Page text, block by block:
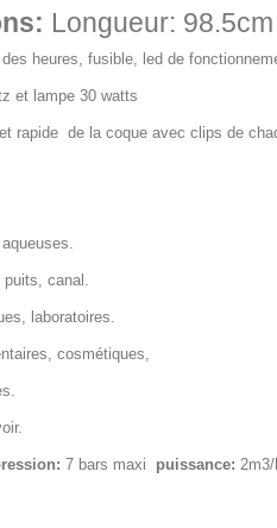
Longueur:
heures, fusible, led de
et lampe 30 watts
rapide de la coque avec clips de
puits, canal.
laboratoires.
cosmétiques,
7 bars maxi puissance: